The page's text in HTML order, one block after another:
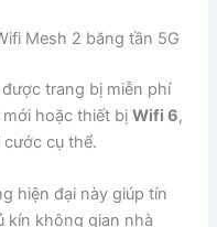
Mesh 2 băng tần 5G
trang bị miễn phí
mới hoặc thiết bịWifi 6,
cụ thể.
hiện đại này giúp tín
kín không gian nhà